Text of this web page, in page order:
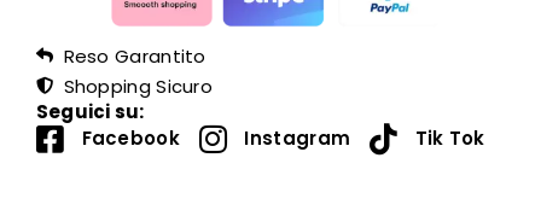
Reso Garantito
Shopping Sicuro
Seguici su:
Facebook
Instagram Tik Tok